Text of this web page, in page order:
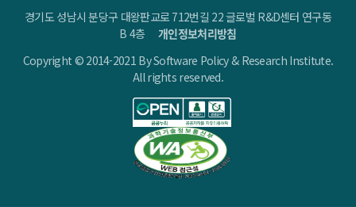
경기도 성남시 분당구 대왕판교로 712번길 22 글로벌 R&D센터 연구동
B 4층개인정보처리방침
Copyright © 2014-2021 By Software Policy & Research Institute.
All rights reserved.